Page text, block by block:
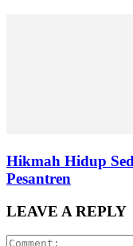
Hikmah Hidup
Pesantren
LEAVE A REPLY